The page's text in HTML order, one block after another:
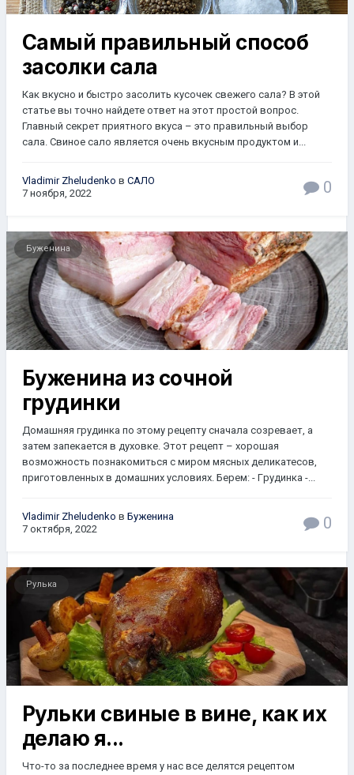
Самый правильный способ
засолки сала
Как вкусно и быстро засолить кусочек свежего сала? В этой
статье вы точно найдете ответ на этот простой вопрос.
Главный секрет приятного вкуса – это правильный выбор
сала. Свиное сало является очень вкусным продуктом и...
Vladimir Zheludenko в САЛО
7 ноября, 2022
0
Буженина
Буженина из сочной
грудинки
Домашняя грудинка по этому рецепту сначала созревает, а
затем запекается в духовке. Этот рецепт – хорошая
возможность познакомиться с миром мясных деликатесов,
приготовленных в домашних условиях. Бepем: - Γpудинкa -...
Vladimir Zheludenko в Буженина
7 октября, 2022
0
Рулька
Рульки свиные в вине, как их
делаю я...
Что-то за последнее время у нас все делятся рецептом